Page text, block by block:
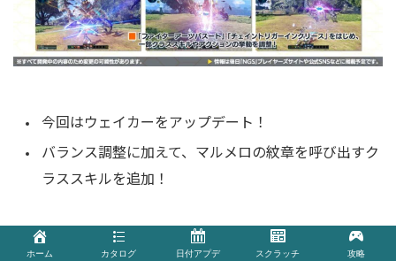
今回はウェイカーをアップデート！
バランス調整に加えて、マルメロの紋章を呼び出すク
ラススキルを追加！
ファイターとガンナーのバランス調整も実施！
ホーム カタログ 日付アプデ スクラッチ 攻略